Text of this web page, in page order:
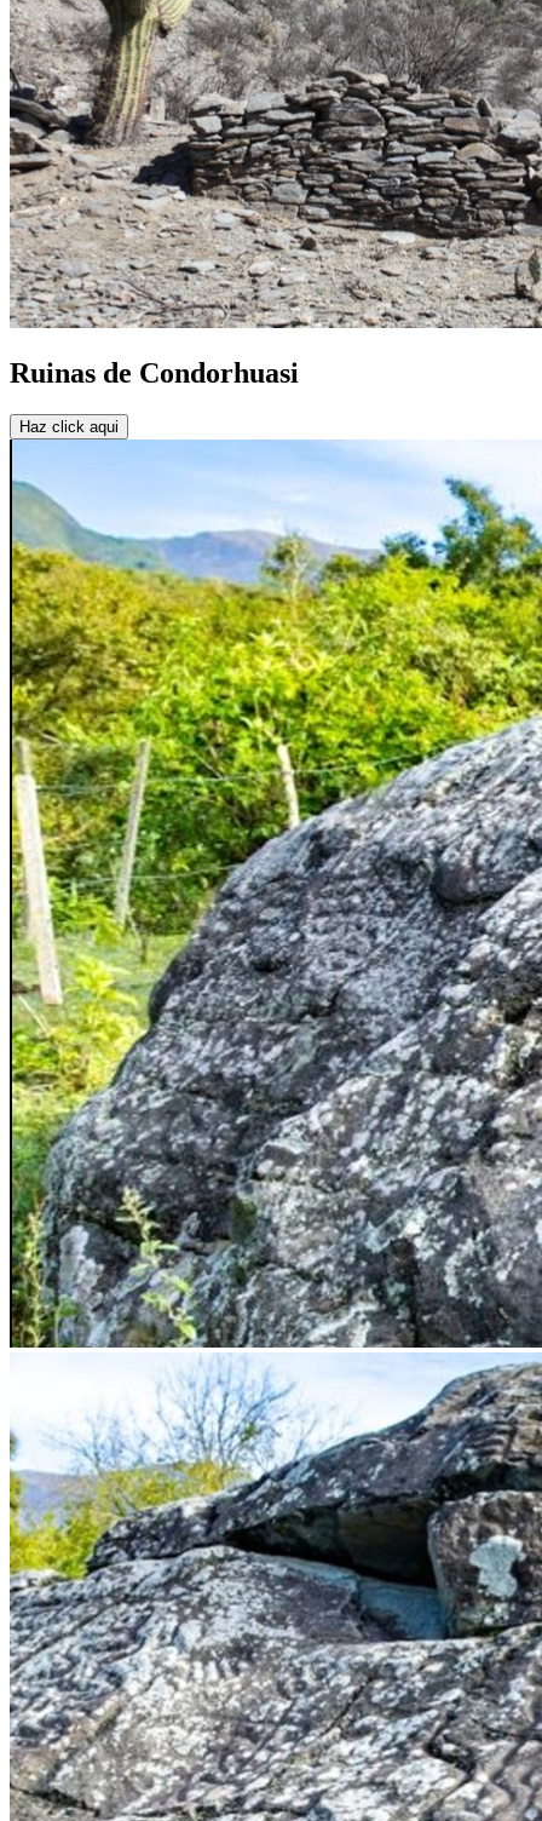
Ruinas de Condorhuasi
Haz click aqui